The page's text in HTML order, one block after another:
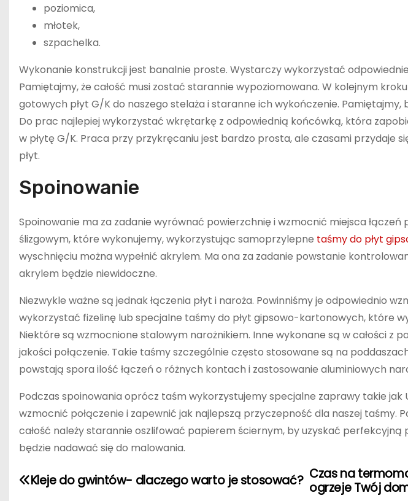
poziomica,
młotek,
szpachelka.
Wykonanie konstrukcji jest banalnie proste. Wystarczy wykorzystać
Pamiętajmy, że całość musi zostać starannie wypoziomowana. W kolejnym
gotowych płyt G/K do naszego stelaża i staranne ich wykończenie. Pamiętajmy,
Do prac najlepiej wykorzystać wkrętarkę z odpowiednią końcówką, która
w płytę G/K. Praca przy przykręcaniu jest bardzo prosta, ale czasami przydaje
płyt.
Spoinowanie
Spoinowanie ma za zadanie wyrównać powierzchnię i wzmocnić miejsca łączeń
ślizgowym, które wykonujemy, wykorzystując samoprzylepne taśmy do płyt
wyschnięciu można wypełnić akrylem. Ma ona za zadanie powstanie
akrylem będzie niewidoczne.
Niezwykle ważne są jednak łączenia płyt i naroża. Powinniśmy je odpowiednio
wykorzystać fizelinę lub specjalne taśmy do płyt gipsowo-kartonowych, które
Niektóre są wzmocnione stalowym narożnikiem. Inne wykonane są w całości z
jakości połączenie. Takie taśmy szczególnie często stosowane są na
powstają spora ilość łączeń o różnych kontach i zastosowanie aluminiowych
Podczas spoinowania oprócz taśm wykorzystujemy specjalne zaprawy takie jak
wzmocnić połączenie i zapewnić jak najlepszą przyczepność dla naszej taśmy.
całość należy starannie oszlifować papierem ściernym, by uzyskać perfekcyjną
będzie nadawać się do malowania.
N
Czas na
ogrzeje Twój
Kleje do gwintów- dlaczego warto je stosować?